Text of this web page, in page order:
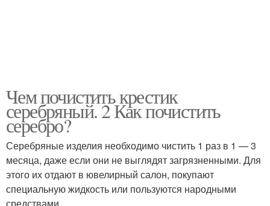
Чем почистить крестик
серебряный. 2 Как почистить
серебро?
Серебряные изделия необходимо чистить 1 раз в 1 — 3
месяца, даже если они не выглядят загрязненными. Для
этого их отдают в ювелирный салон, покупают
специальную жидкость или пользуются народными